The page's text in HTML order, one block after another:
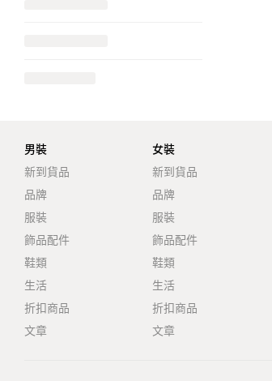
男裝
新到貨品
品牌
服裝
飾品配件
鞋類
生活
折扣商品
文章
女裝
新到貨品
品牌
服裝
飾品配件
鞋類
生活
折扣商品
文章